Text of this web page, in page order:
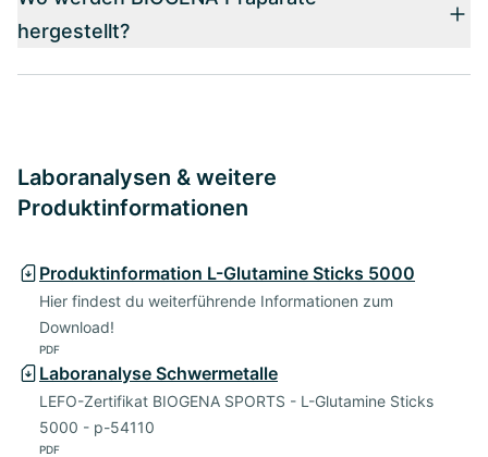
hergestellt?
Laboranalysen & weitere
Produktinformationen
Produktinformation L-Glutamine Sticks 5000
Hier findest du weiterführende Informationen zum
Download!
PDF
Laboranalyse Schwermetalle
LEFO-Zertifikat BIOGENA SPORTS - L-Glutamine Sticks
5000 - p-54110
PDF